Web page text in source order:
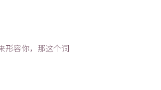
形容你，那这个词